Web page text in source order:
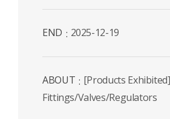
END 2025-12-19
ABOUT
[Products
Fittings/Valves/Regulators